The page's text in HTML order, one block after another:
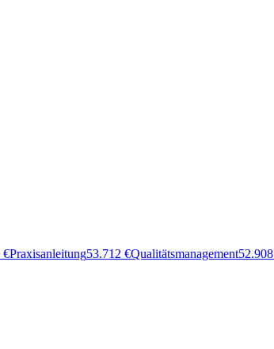
€Praxisanleitung53.712 €Qualitätsmanagement52.908